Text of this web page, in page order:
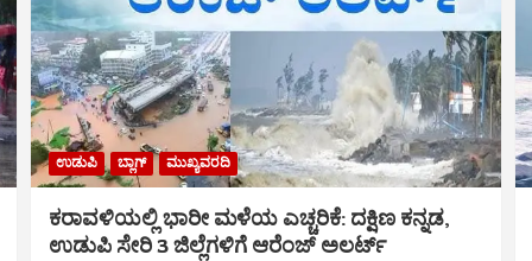
ಉಡುಪಿ ಬ್ಲಾಗ್ ಮುಖ್ಯವರದಿ
ಕರಾವಳಿಯಲ್ಲಿ ಭಾರೀ ಮಳೆಯ ಎಚ್ಚರಿಕೆ: ದಕ್ಷಿಣ ಕನ್ನಡ,
ಉಡುಪಿ ಸೇರಿ 3 ಜಿಲ್ಲೆಗಳಿಗೆ ಆರೆಂಜ್ ಅಲರ್ಟ್